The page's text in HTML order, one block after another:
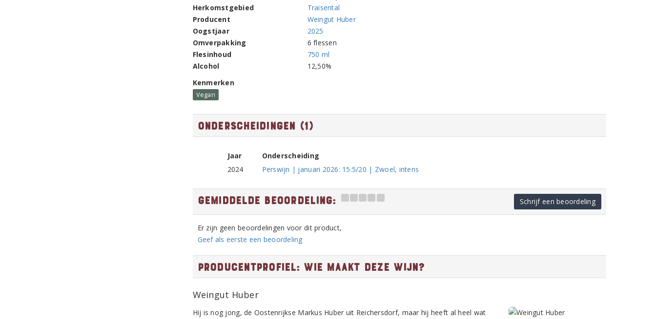
Herkomstgebied
Traisental
Producent
Weingut Huber
Oogstjaar
2025
Omverpakking
6 flessen
Flesinhoud
750 ml
Alcohol
12,50%
Kenmerken
Vegan
Onderscheidingen (1)
Jaar
Onderscheiding
2024
Perswijn | januari 2026: 15.5/20 | Zwoel, intens
Gemiddelde beoordeling: Schrijf een beoordeling
Er zijn geen beoordelingen voor dit product,
Geef als eerste een beoordeling
Producentprofiel: Wie maakt deze wijn?
Weingut Huber
Hij is nog jong, de Oostenrijkse Markus Huber uit Reichersdorf, maar hij heeft al heel wat